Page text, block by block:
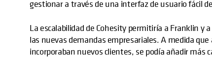
gestionar a través de una interfaz de usuario fácil
La escalabilidad de Cohesity permitiría a Franklin y
las nuevas demandas empresariales. A medida
incorporaban nuevos clientes, se podía añadir más